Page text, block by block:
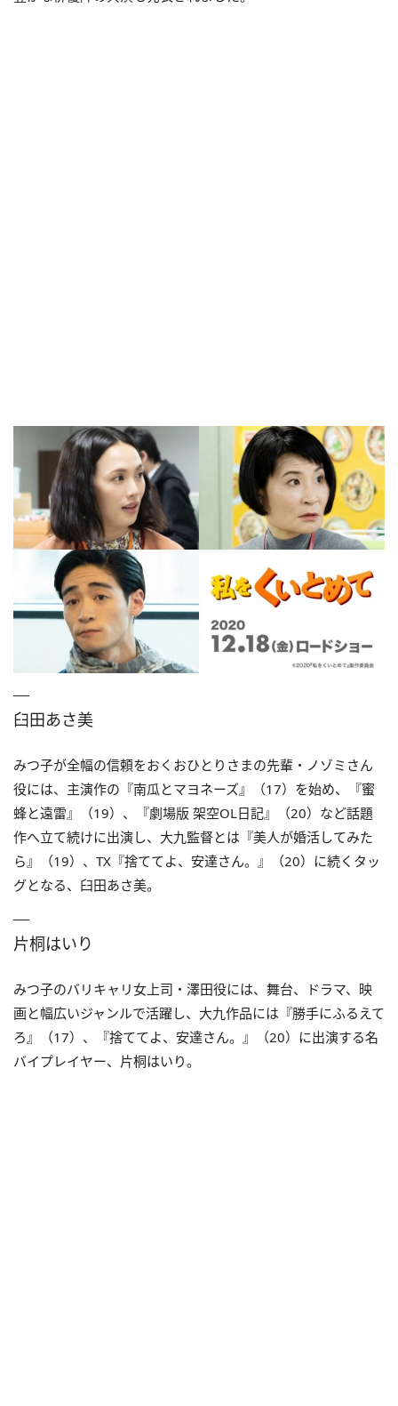
臼田あさ美
みつ子が全幅の信頼をおくおひとりさまの先輩・ノゾミさん
役には、主演作の『南瓜とマヨネーズ』（17）を始め、『蜜
蜂と遠雷』（19）、『劇場版 架空OL日記』（20）など話題
作へ立て続けに出演し、大九監督とは『美人が婚活してみた
ら』（19）、TX『捨ててよ、安達さん。』（20）に続くタッ
グとなる、臼田あさ美。
片桐はいり
みつ子のバリキャリ女上司・澤田役には、舞台、ドラマ、映
画と幅広いジャンルで活躍し、大九作品には『勝手にふるえて
ろ』（17）、『捨ててよ、安達さん。』（20）に出演する名
バイプレイヤー、片桐はいり。